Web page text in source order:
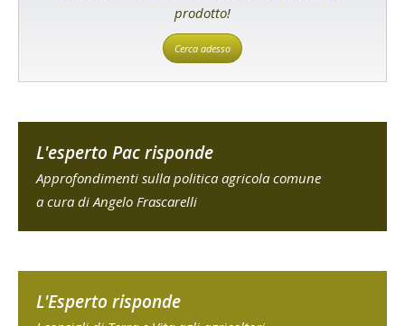
prodotto!
Cerca adesso
L'esperto Pac risponde
Approfondimenti sulla politica agricola comune
a cura di Angelo Frascarelli
L'Esperto risponde